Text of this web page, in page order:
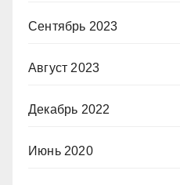
Сентябрь 2023
Август 2023
Декабрь 2022
Июнь 2020